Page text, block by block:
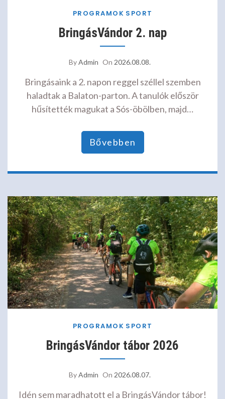
PROGRAMOK SPORT
BringásVándor 2. nap
ByAdmin On 2026.08.08.
Bringásaink a 2. napon reggel széllel szemben
haladtak a Balaton-parton. A tanulók először
hűsítették magukat a Sós-öbölben, majd…
Bővebben
PROGRAMOK SPORT
BringásVándor tábor 2026
ByAdmin On 2026.08.07.
Idén sem maradhatott el a BringásVándor tábor!